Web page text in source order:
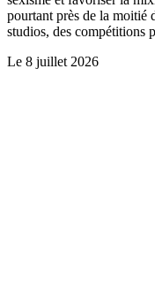
pourtant près de la moitié
studios, des compétitions
Le 8 juillet 2026